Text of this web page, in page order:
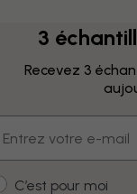
3
Recevez 3
type
C’est pour moi